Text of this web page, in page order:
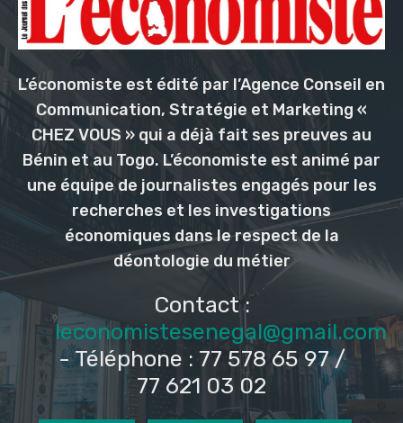
L’économiste est édité par l’Agence Conseil en
Communication, Stratégie et Marketing «
CHEZ VOUS » qui a déjà fait ses preuves au
Bénin et au Togo. L’économiste est animé par
une équipe de journalistes engagés pour les
recherches et les investigations
économiques dans le respect de la
déontologie du métier
Contact :
leconomistesenegal@gmail.com
- Téléphone : 77 578 65 97 /
77 621 03 02